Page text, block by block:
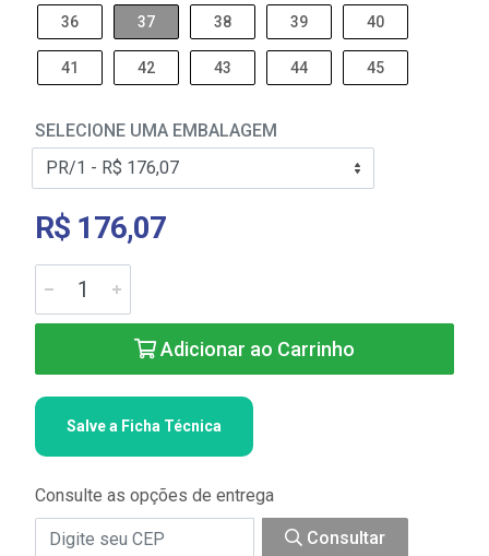
36 37 38 39 40
41 42 43 44 45
SELECIONE UMA EMBALAGEM
R$ 176,07
Adicionar ao Carrinho
Salve a Ficha Técnica
Consulte as opções de entrega
Consultar